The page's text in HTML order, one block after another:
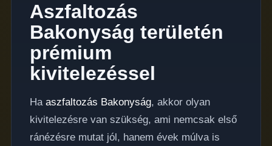
Aszfaltozás
Bakonyság területén
prémium
kivitelezéssel
Ha aszfaltozás Bakonyság, akkor olyan
kivitelezésre van szükség, ami nemcsak első
ránézésre mutat jól, hanem évek múlva is